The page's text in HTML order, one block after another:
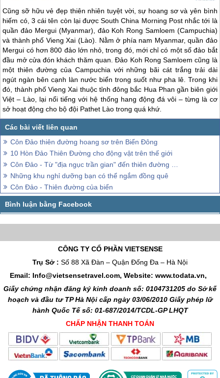
Cũng sỡ hữu vẻ đẹp thiên nhiên tuyệt vời, sự hoang sơ và yên bình
hiếm có, 3 cái tên còn lại được South China Morning Post nhắc tới là
quần đảo Mergui (Myanmar), đảo Koh Rong Samloem (Campuchia)
và thành phố Vieng Xai (Lào). Nằm ở phía nam Myanmar, quần đảo
Mergui có hơn 800 đảo lớn nhỏ, trong đó, mới chỉ có một số đảo bắt
đầu mở cửa đón khách thăm quan. Đảo Koh Rong Samloem cũng là
một thiên đường của Campuchia với những bãi cát trắng trải dài
ngút ngàn bên cạnh làn nước biển trong suốt như pha lê. Trong khi
đó, thành phố Vieng Xai thuộc tỉnh đông bắc Hua Phan gần biên giới
Việt – Lào, lại nổi tiếng với hệ thống hang động đá vôi – từng là cơ
sở hoạt động cho bộ đội Pathet Lào trong quá khứ.
Côn Đảo thiên đường hoang sơ trên Biển Đông
10 Hòn Đảo Thiên Đường cho động vật trên thế giới
Côn Đảo - Từ "địa ngục trần gian" đến thiên đường nghỉ dưỡng
Những khu nghỉ dưỡng bạn có thể ngắm đồng quê
Côn Đảo - Thiên đường của biển
CÔNG TY CỔ PHẦN VIETSENSE
Trụ Sở : Số 88 Xã Đàn – Quận Đống Đa – Hà Nội
Email: Info@vietsensetravel.com, Website: www.todata.vn,
Giấy chứng nhận đăng ký kinh doanh số: 0104731205 do Sở kế
hoạch và đầu tư TP Hà Nội cấp ngày 03/06/2010 Giấy phép lữ
hành Quốc Tế số: 01-687/2014/TCDL-GP LHQT
CHẤP NHẬN THANH TOÁN